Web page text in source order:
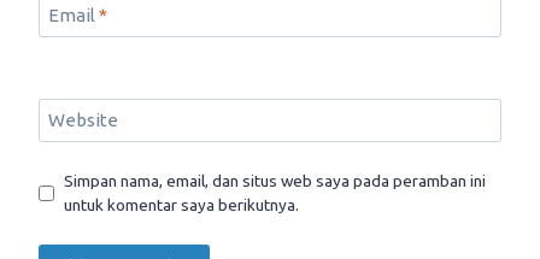
Email*
Website
Simpan nama, email, dan situs web saya pada peramban ini
untuk komentar saya berikutnya.